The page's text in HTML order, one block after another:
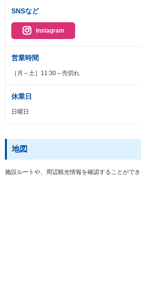
SNSなど
Instagram
営業時間
［月～土］11:30～売切れ
休業日
日曜日
地図
施設ルートや、周辺観光情報を確認することができ